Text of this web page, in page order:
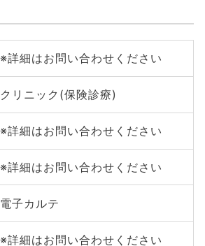
※詳細はお問い合わせください
クリニック(保険診療)
※詳細はお問い合わせください
※詳細はお問い合わせください
電子カルテ
※詳細はお問い合わせください